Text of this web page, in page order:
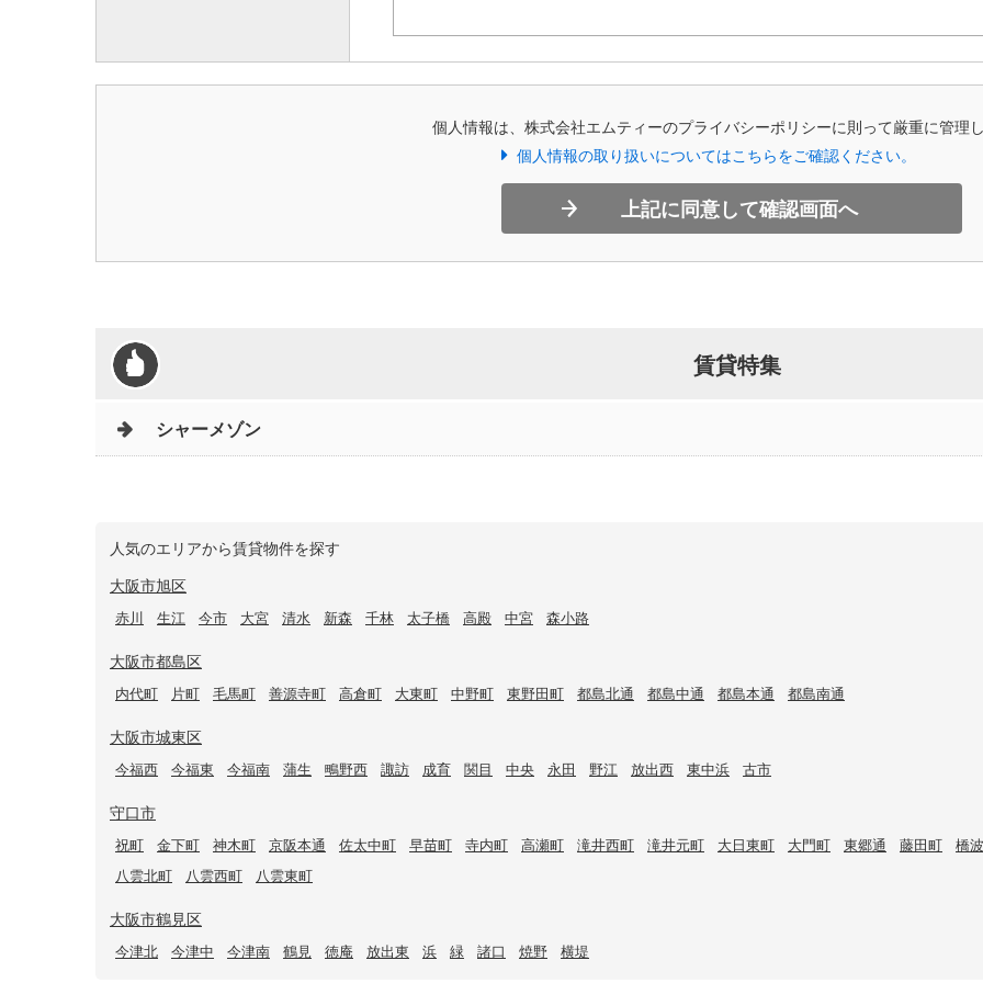
個人情報は、株式会社エムティーのプライバシーポリシーに則って厳重に管理
個人情報の取り扱いについてはこちらをご確認ください。
上記に同意して確認画面へ
賃貸特集
シャーメゾン
人気のエリアから賃貸物件を探す
大阪市旭区
赤川 生江 今市 大宮 清水 新森 千林 太子橋 高殿 中宮 森小路
大阪市都島区
内代町 片町 毛馬町 善源寺町 高倉町 大東町 中野町 東野田町 都島北通 都島中通 都島本通 都島南通
大阪市城東区
今福西 今福東 今福南 蒲生 鴫野西 諏訪 成育 関目 中央 永田 野江 放出西 東中浜 古市
守口市
祝町 金下町 神木町 京阪本通 佐太中町 早苗町 寺内町 高瀬町 滝井西町 滝井元町 大日東町 大門町 東郷通 藤田町
橋
八雲北町
八雲西町 八雲東町
大阪市鶴見区
今津北 今津中 今津南 鶴見 徳庵 放出東 浜 緑 諸口 焼野 横堤